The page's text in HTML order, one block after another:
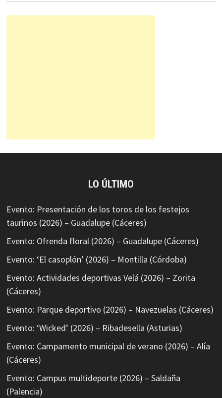
LO ÚLTIMO
Evento: Presentación de los toros de los festejos
taurinos (2026) – Guadalupe (Cáceres)
Evento: Ofrenda floral (2026) – Guadalupe (Cáceres)
Evento: ‘El casoplón’ (2026) – Montilla (Córdoba)
Evento: Actividades deportivas Velá (2026) – Zorita
(Cáceres)
Evento: Parque deportivo (2026) – Navezuelas (Cáceres)
Evento: ‘Wicked’ (2026) – Ribadesella (Asturias)
Evento: Campamento municipal de verano (2026) – Alía
(Cáceres)
Evento: Campus multideporte (2026) – Saldaña
(Palencia)